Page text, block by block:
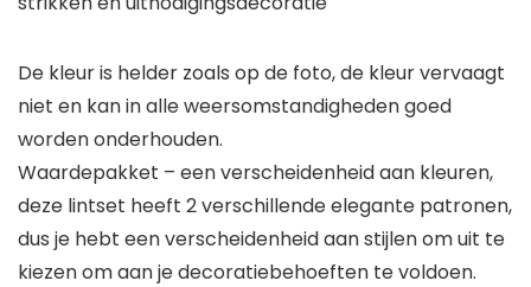
De kleur is helder zoals op de foto, de kleur vervaagt
niet en kan in alle weersomstandigheden goed
worden onderhouden.
Waardepakket – een verscheidenheid aan kleuren,
deze lintset heeft 2 verschillende elegante patronen,
dus je hebt een verscheidenheid aan stijlen om uit te
kiezen om aan je decoratiebehoeften te voldoen.